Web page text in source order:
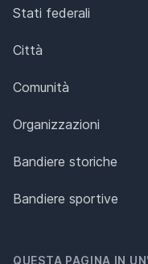
Stati federali
Città
Comunità
Organizzazioni
Bandiere storiche
Bandiere sportive
QUESTA PAGINA IN